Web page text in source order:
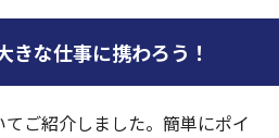
きな仕事に携わろう！
ご紹介しました。簡単にポイ